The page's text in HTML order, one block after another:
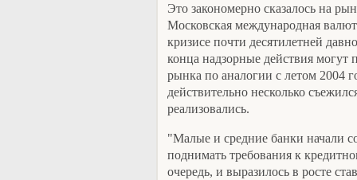
Это закономерно сказалось на
Московская международная
кризисе почти десятилетней
конца надзорные действия могут
рынка по аналогии с летом 2004
действительно несколько
реализовались.
"Малые и средние банки начали
поднимать требования к
очередь, и выразилось в росте